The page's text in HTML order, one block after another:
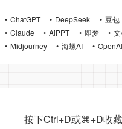
ChatGPT DeepSeek 豆包
Claude
AiPPT 即梦
Midjourney
海螺AI OpenAI
按下Ctrl+D或⌘+D收